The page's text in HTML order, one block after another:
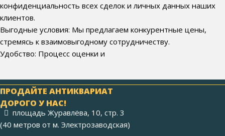
конфиденциальность всех сделок и личных данных наших
клиентов.
Выгодные условия: Мы предлагаем конкурентные цены,
стремясь к взаимовыгодному сотрудничеству.
Удобство: Процесс оценки и
ПРОДАЙТЕ АНТИКВАРИАТ
ДОРОГО У НАС!
площадь Журавлёва, 10, стр. 3
(40 метров от м. Электрозаводская)